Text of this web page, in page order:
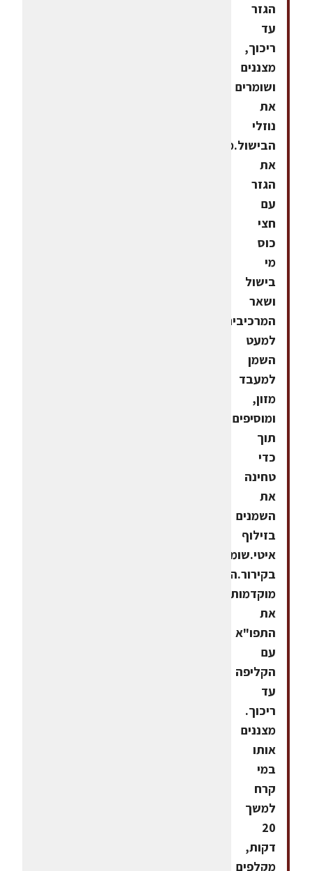
הגזר
עד
ריכוך,
מצננים
ושומרים
את
נוזלי
הבישול.מעבירים
את
הגזר
עם
חצי
כוס
מי
בישול
ושאר
המרכיבים
למעט
השמן
למעבד
מזון,
ומוסיפים
תוך
כדי
טחינה
את
השמנים
בזילוף
איטי.שומרים
בקירור.הכנות
מוקדמותמבשלים
את
התפו"א
עם
הקליפה
עד
ריכוך.
מצננים
אותו
במי
קרח
למשך
20
דקות,
מקלפים